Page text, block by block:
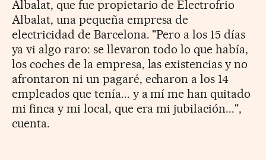
Albalat, que fue propietario de Electrofrio
Albalat, una pequeña empresa de
electricidad de Barcelona. "Pero a los 15 días
ya vi algo raro: se llevaron todo lo que había,
los coches de la empresa, las existencias y no
afrontaron ni un pagaré, echaron a los 14
empleados que tenía... y a mí me han quitado
mi finca y mi local, que era mi jubilación...",
cuenta.